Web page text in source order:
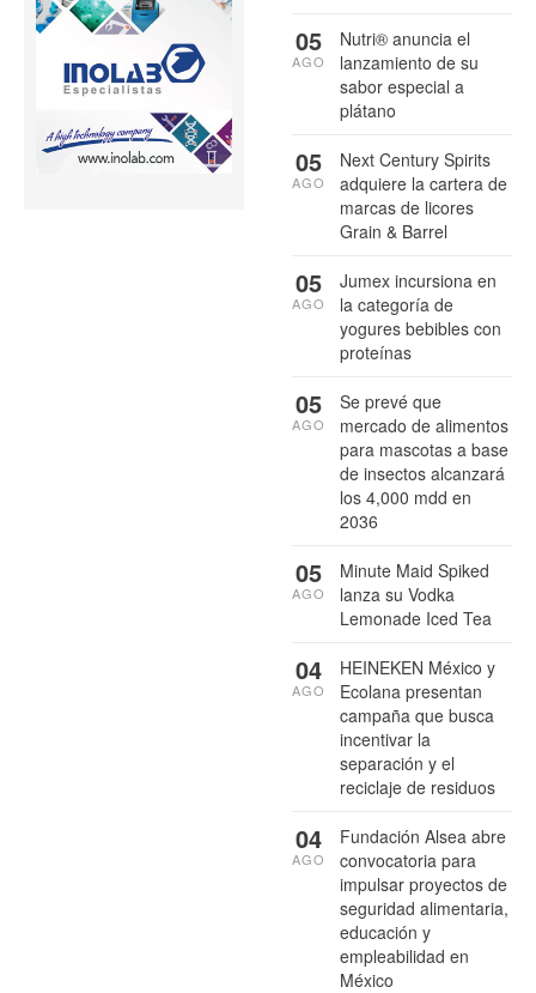
Nutri® anuncia el
lanzamiento de su
sabor especial a
plátano
05
AGO
Next Century Spirits
adquiere la cartera de
marcas de licores
Grain & Barrel
05
AGO
Jumex incursiona en
la categoría de
yogures bebibles con
proteínas
05
AGO
Se prevé que
mercado de alimentos
para mascotas a base
de insectos alcanzará
los 4,000 mdd en
2036
05
AGO
Minute Maid Spiked
lanza su Vodka
Lemonade Iced Tea
05
AGO
HEINEKEN México y
Ecolana presentan
campaña que busca
incentivar la
separación y el
reciclaje de residuos
04
AGO
Fundación Alsea abre
convocatoria para
impulsar proyectos de
seguridad alimentaria,
educación y
empleabilidad en
México
04
AGO